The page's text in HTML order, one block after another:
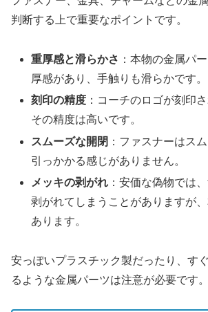
判断する上で重要なポイントです。
重厚感と滑らかさ ：本物の金属パ
厚感があり、手触りも滑らかです。
刻印の精度 ：コーチのロゴが刻印
その精度は高いです。
スムーズな開閉 ：ファスナーはス
引っかかる感じがありません。
メッキの剥がれ ：安価な偽物では
剥がれてしまうことがありますが
あります。
安っぽいプラスチック製だったり、す
るような金属パーツは注意が必要です。